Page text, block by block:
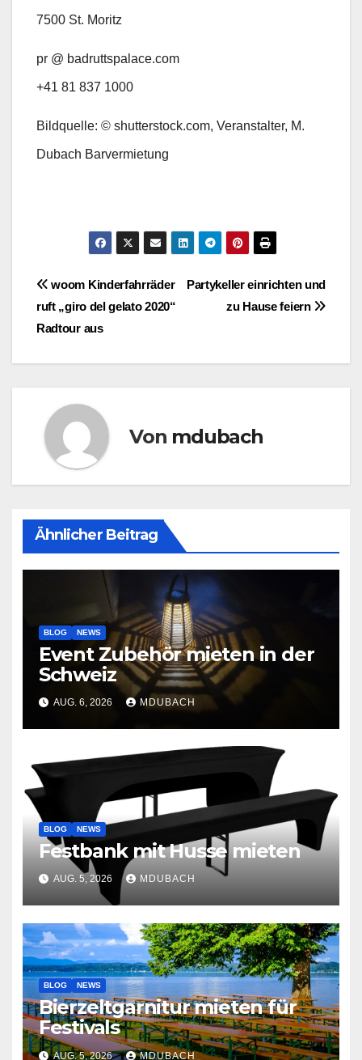
7500 St. Moritz
pr @ badruttspalace.com
+41 81 837 1000
Bildquelle: © shutterstock.com, Veranstalter, M.
Dubach Barvermietung
Beitragsnavigation
Partykeller einrichten und
zu Hause feiern
woom Kinderfahrräder
ruft „giro del gelato 2020“
Radtour aus
Von mdubach
Ähnlicher Beitrag
BLOG NEWS
Event Zubehör mieten in der
Schweiz
AUG. 6, 2026 MDUBACH
BLOG NEWS
Festbank mit Husse mieten
AUG. 5, 2026 MDUBACH
BLOG NEWS
Bierzeltgarnitur mieten für
Festivals
AUG. 5, 2026 MDUBACH